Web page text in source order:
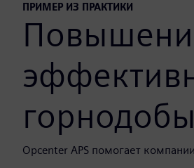
ПРИМЕР ИЗ ПРАКТИКИ
Opcenter APS помогает